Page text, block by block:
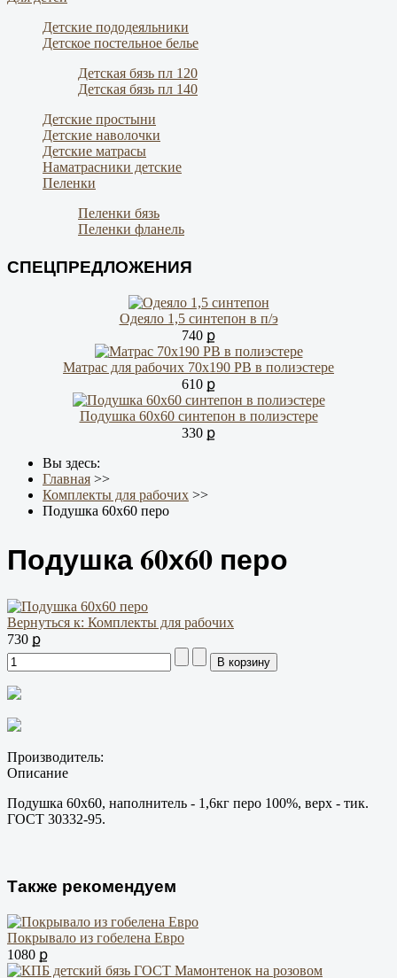
Детские пододеяльники
Детское постельное белье
Детская бязь пл 120
Детская бязь пл 140
Детские простыни
Детские наволочки
Детские матрасы
Наматрасники детские
Пеленки
Пеленки бязь
Пеленки фланель
СПЕЦПРЕДЛОЖЕНИЯ
Одеяло 1,5 синтепон в п/э
740 ք
Матрас для рабочих 70х190 РВ в полиэстере
610 ք
Подушка 60х60 синтепон в полиэстере
330 ք
Вы здесь:
Главная >>
Комплекты для рабочих >>
Подушка 60х60 перо
Подушка 60х60 перо
Вернуться к: Комплекты для рабочих
730 ք
Производитель:
Описание
Подушка 60х60, наполнитель - 1,6кг перо 100%, верх - тик.
ГОСТ 30332-95.
Также рекомендуем
Покрывало из гобелена Евро
1080 ք